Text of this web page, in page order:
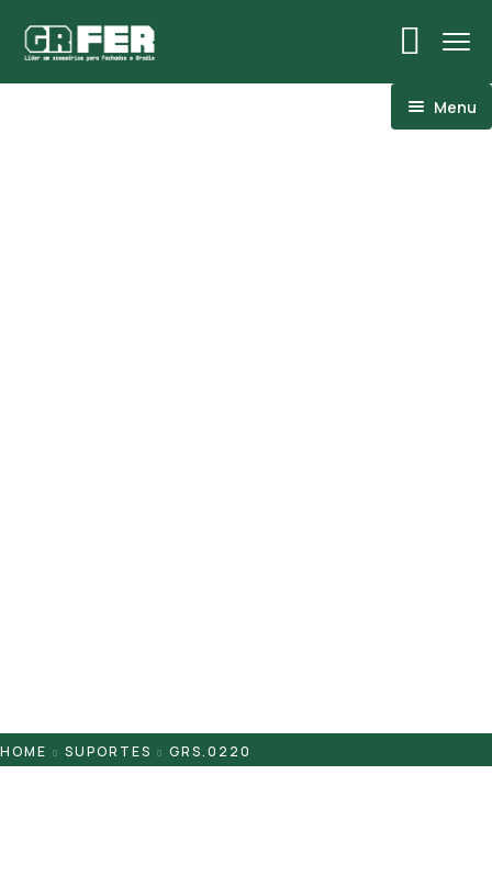
Menu
HOME SUPORTES GRS.0220